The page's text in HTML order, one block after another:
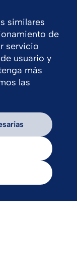
similares
de
servicio
usuario y
más
las